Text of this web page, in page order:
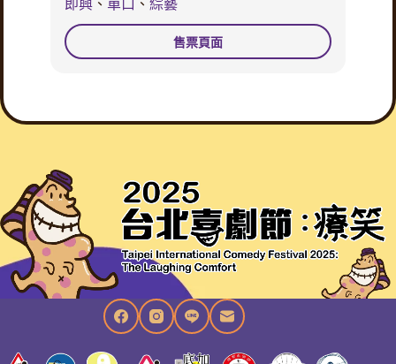
即興、 單口 、 綜藝
售票頁面